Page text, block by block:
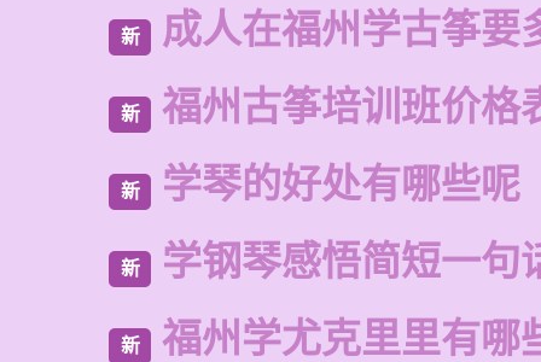
新 成人在福州学古筝要
新 福州古筝培训班价格
新 学琴的好处有哪些呢
新 学钢琴感悟简短一句
新 福州学尤克里里有哪